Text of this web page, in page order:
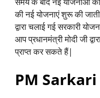
की नई योजनाएं शुरू की
द्वारा चलाई गई सरकारी
आप प्रधानमंत्री मोदी जी
प्राप्त कर सकते हैं|
PM